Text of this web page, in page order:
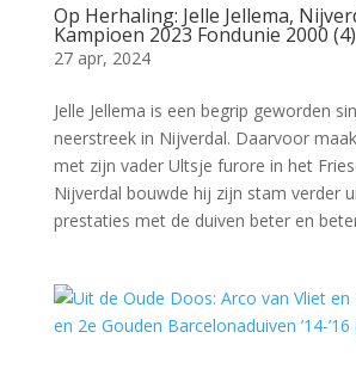
Op Herhaling: Jelle Jellema,
Kampioen 2023 Fondunie 2000 (4)
27 apr, 2024
Jelle Jellema is een begrip geworden
neerstreek in Nijverdal. Daarvoor
met zijn vader Ultsje furore in het
Nijverdal bouwde hij zijn stam verder
prestaties met de duiven beter en